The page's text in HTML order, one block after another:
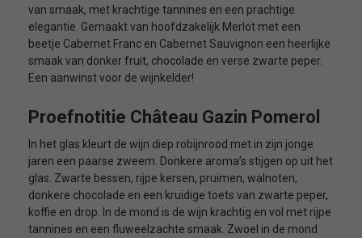
van smaak, met krachtige tannines en een prachtige
elegantie. Gemaakt van hoofdzakelijk Merlot met een
beetje Cabernet Franc en Cabernet Sauvignon een heerlijke
smaak van donker fruit, chocolade en verse zwarte peper.
Een aanwinst voor de wijnkelder!
Proefnotitie Château Gazin Pomerol
In het glas kleurt de wijn diep robijnrood met in zijn jonge
jaren een paarse zweem. Donkere aroma’s stijgen op uit het
glas. Zwarte bessen, rijpe kersen, pruimen, walnoten,
donkere chocolade en een kruidige toets van zwarte peper,
koffie en drop. In de mond is de wijn krachtig en vol met rijpe
tannines en een fluweelzachte smaak. Zwoel in de mond